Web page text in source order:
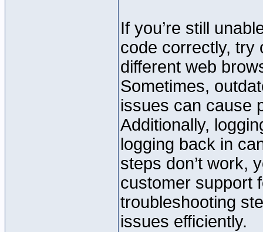
If you’re still
code correctly, try
different web
Sometimes,
issues can cause
Additionally,
logging back in
steps don’t work,
customer support
troubleshooting
issues efficiently.